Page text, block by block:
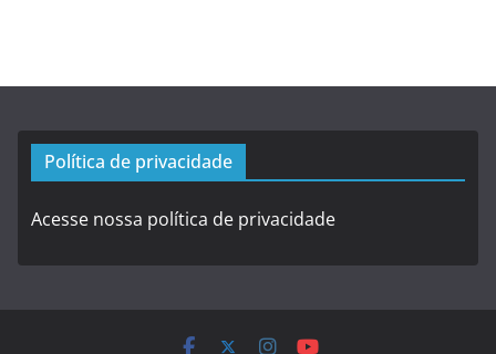
Política de privacidade
Acesse nossa política de privacidade